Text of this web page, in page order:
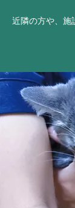
近隣の方や、施